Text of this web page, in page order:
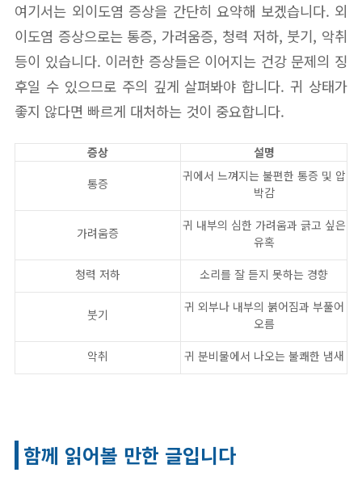
여기서는 외이도염 증상을 간단히 요약해 보겠습니다. 외
이도염 증상으로는 통증, 가려움증, 청력 저하, 붓기, 악취
등이 있습니다. 이러한 증상들은 이어지는 건강 문제의 징
후일 수 있으므로 주의 깊게 살펴봐야 합니다. 귀 상태가
좋지 않다면 빠르게 대처하는 것이 중요합니다.
증상
설명
통증
귀에서 느껴지는 불편한 통증 및 압
박감
가려움증
귀 내부의 심한 가려움과 긁고 싶은
유혹
청력 저하
소리를 잘 듣지 못하는 경향
붓기
귀 외부나 내부의 붉어짐과 부풀어
오름
악취
귀 분비물에서 나오는 불쾌한 냄새
함께 읽어볼 만한 글입니다